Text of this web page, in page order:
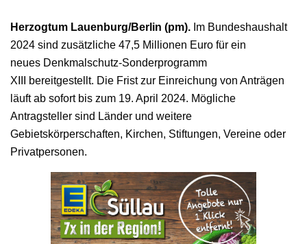
Herzogtum Lauenburg/Berlin (pm). Im Bundeshaushalt
2024 sind zusätzliche 47,5 Millionen Euro für ein
neues Denkmalschutz-Sonderprogramm
XIII bereitgestellt. Die Frist zur Einreichung von Anträgen
läuft ab sofort bis zum 19. April 2024. Mögliche
Antragsteller sind Länder und weitere
Gebietskörperschaften, Kirchen, Stiftungen, Vereine oder
Privatpersonen.